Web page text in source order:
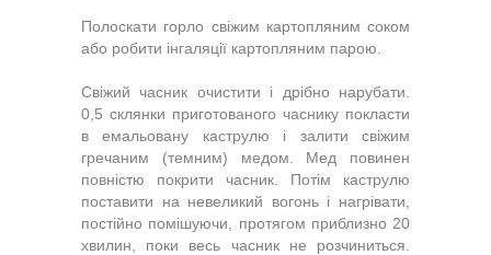
Полоскати горло свіжим картопляним соком
або робити інгаляції картопляним парою.
Свіжий часник очистити і дрібно нарубати.
0,5 склянки приготованого часнику покласти
в емальовану каструлю і залити свіжим
гречаним (темним) медом. Мед повинен
повністю покрити часник. Потім каструлю
поставити на невеликий вогонь і нагрівати,
постійно помішуючи, протягом приблизно 20
хвилин, поки весь часник не розчиниться.